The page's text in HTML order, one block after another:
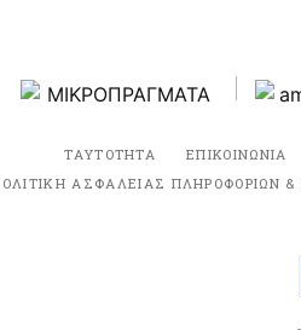
ΤΑΥΤΟΤΗΤΑ ΕΠΙΚΟΙΝΩΝΙΑ
ΑΣΦΑΛΕΙΑΣ ΠΛΗΡΟΦΟΡΙΩΝ